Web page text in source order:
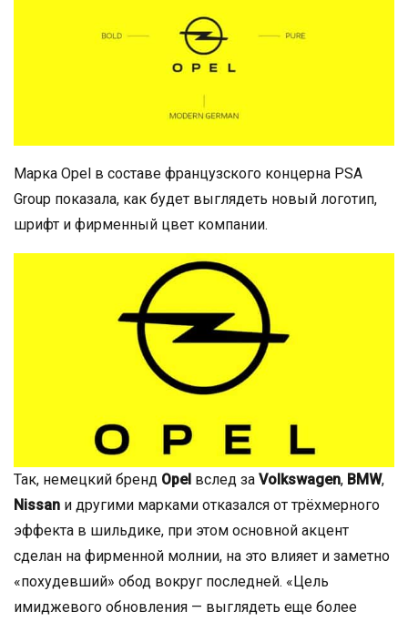
Марка Opel в составе французского концерна PSA
Group показала, как будет выглядеть новый логотип,
шрифт и фирменный цвет компании.
Так, немецкий бренд Opel вслед за Volkswagen, BMW,
Nissan и другими марками отказался от трёхмерного
эффекта в шильдике, при этом основной акцент
сделан на фирменной молнии, на это влияет и заметно
«похудевший» обод вокруг последней. «Цель
имиджевого обновления — выглядеть еще более